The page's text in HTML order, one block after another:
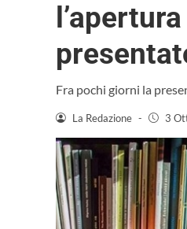
Fra pochi giorni la
La Redazione - 3